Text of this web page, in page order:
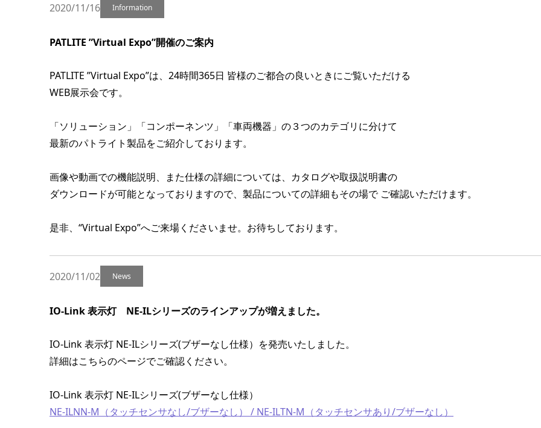
2020/11/16 Information
PATLITE ”Virtual Expo”開催のご案内
PATLITE ”Virtual Expo”は、24時間365日 皆様のご都合の良いときにご覧いただける
WEB展示会です。
「ソリューション」「コンポーネンツ」「車両機器」の３つのカテゴリに分けて
最新のパトライト製品をご紹介しております。
画像や動画での機能説明、また仕様の詳細については、カタログや取扱説明書の
ダウンロードが可能となっておりますので、製品についての詳細もその場でご確認いただけます。
是非、“Virtual Expo”へご来場くださいませ。お待ちしております。
2020/11/02 News
IO-Link 表示灯 NE-ILシリーズのラインアップが増えました。
IO-Link 表示灯 NE-ILシリーズ(ブザーなし仕様）を発売いたしました。
詳細はこちらのページでご確認ください。
IO-Link 表示灯 NE-ILシリーズ(ブザーなし仕様）
NE-ILNN-M（タッチセンサなし/ブザーなし） / NE-ILTN-M（タッチセンサあり/ブザーなし）